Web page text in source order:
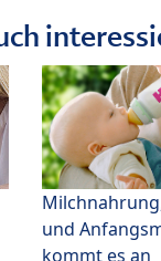
und
kommt es an